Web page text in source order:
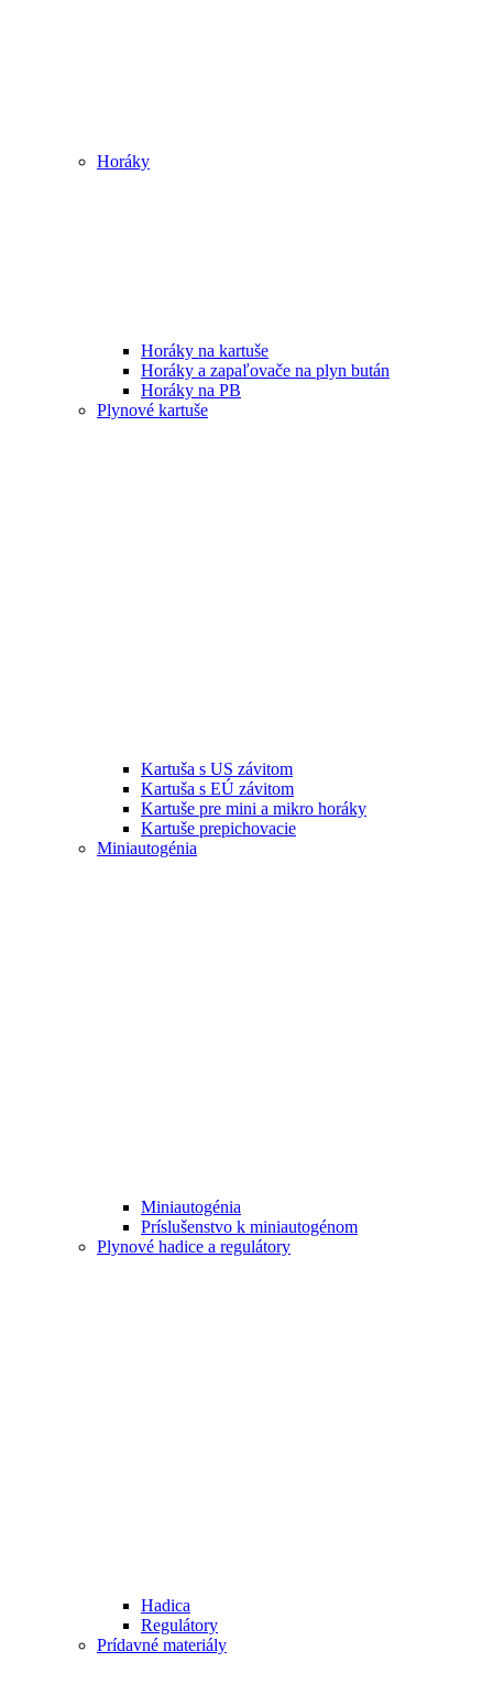
Horáky
Horáky na kartuše
Horáky a zapaľovače na plyn bután
Horáky na PB
Plynové kartuše
Kartuša s US závitom
Kartuša s EÚ závitom
Kartuše pre mini a mikro horáky
Kartuše prepichovacie
Miniautogénia
Miniautogénia
Príslušenstvo k miniautogénom
Plynové hadice a regulátory
Hadica
Regulátory
Prídavné materiály